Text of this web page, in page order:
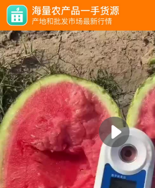
实拍 规格 口碑
西瓜